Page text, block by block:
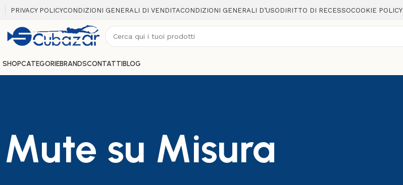
PRIVACY POLICYCONDIZIONI GENERALI DI VENDITACONDIZIONI GENERALI D’USO DIRITTO DI RECESSOCOOKIE POLICY
SHOPCATEGORIEBRANDSCONTATTIBLOG
Mute su Misura